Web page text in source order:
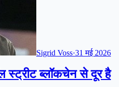
Sigrid Voss·31 मई 2026
स्ट्रीट ब्लॉकचेन से दूर है